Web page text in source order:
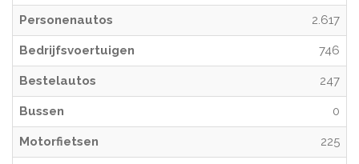
Personenautos 2.617
Bedrijfsvoertuigen 746
Bestelautos 247
Bussen 0
Motorfietsen 225